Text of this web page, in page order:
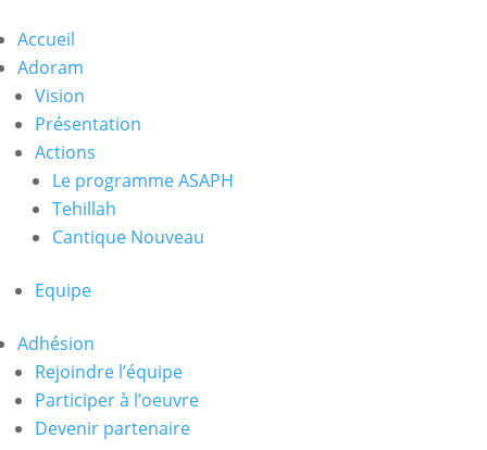
Accueil
Adoram
Vision
Présentation
Actions
Le programme ASAPH
Tehillah
Cantique Nouveau
Equipe
Adhésion
Rejoindre l’équipe
Participer à l’oeuvre
Devenir partenaire